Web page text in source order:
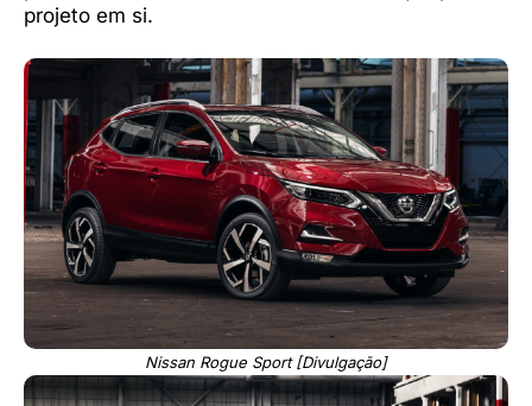
projeto em si.
Nissan Rogue Sport [Divulgação]